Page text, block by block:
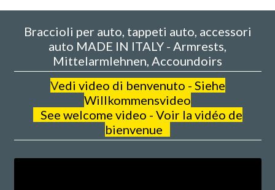
Braccioli per auto, tappeti auto, accessori
auto MADE IN ITALY - Armrests,
Mittelarmlehnen, Accoundoirs
Vedi video di benvenuto - Siehe
Willkommensvideo
See welcome video - Voir la vidéo de
bienvenue